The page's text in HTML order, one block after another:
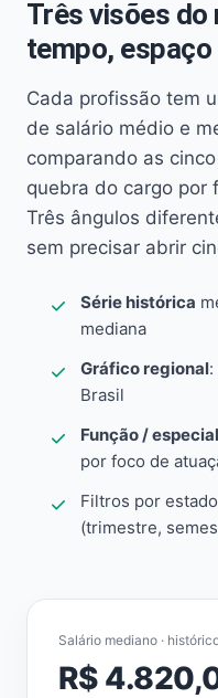
Três visões do
tempo,
Cada profissão tem
de salário médio e
comparando as
quebra do cargo por
Três ângulos
sem precisar abrir
Série histórica
mediana
Gráfico regional
Brasil
Função /
por foco de
Filtros por
(trimestre,
Salário mediano ·
R$